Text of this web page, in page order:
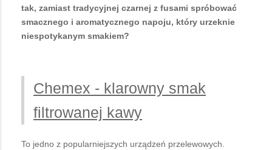
tak, zamiast tradycyjnej czarnej z fusami spróbować
smacznego i aromatycznego napoju, który urzeknie
niespotykanym smakiem?
Chemex - klarowny smak
filtrowanej kawy
To jedno z popularniejszych urządzeń przelewowych.